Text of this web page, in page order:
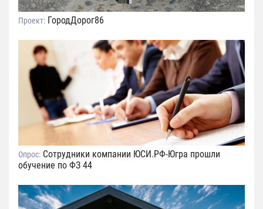
Проект: ГородДорог86
Опрос: Сотрудники компании ЮСИ.РФ-Югра прошли
обучение по ФЗ 44